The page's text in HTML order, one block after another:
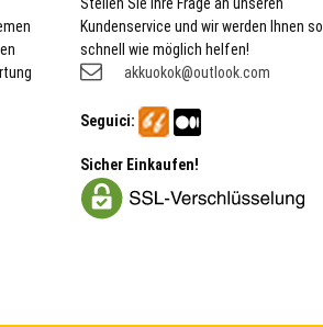
Kundenservice und wir werden Ihnen so
schnell wie möglich helfen!
akkuokok@outlook.com
Seguici:
Sicher Einkaufen!